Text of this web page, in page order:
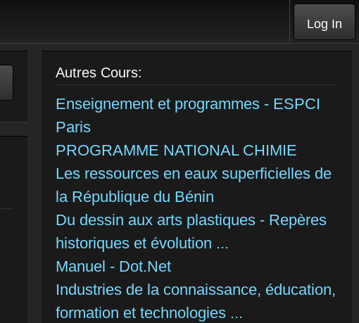
Log In
Autres Cours:
Enseignement et programmes - ESPCI
Paris
PROGRAMME NATIONAL CHIMIE
Les ressources en eaux superficielles de
la République du Bénin
Du dessin aux arts plastiques - Repères
historiques et évolution ...
Manuel - Dot.Net
Industries de la connaissance, éducation,
formation et technologies ...